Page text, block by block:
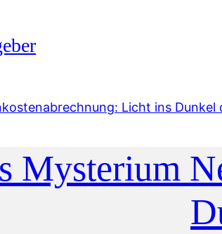
Mysterium